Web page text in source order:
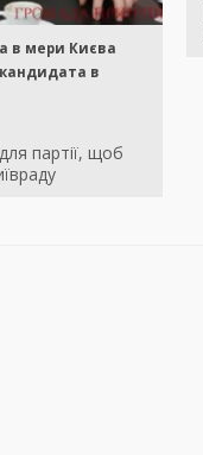
в мери Києва
в
партії, щоб